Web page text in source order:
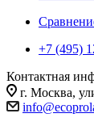
+7 (495)
Контактная
г. Москва,